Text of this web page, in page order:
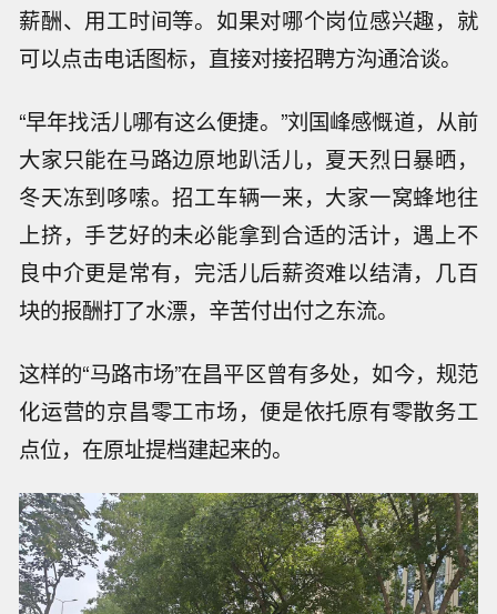
薪酬、用工时间等。如果对哪个岗位感兴趣，就
可以点击电话图标，直接对接招聘方沟通洽谈。
“早年找活儿哪有这么便捷。”刘国峰感慨道，从前
大家只能在马路边原地趴活儿，夏天烈日暴晒，
冬天冻到哆嗦。招工车辆一来，大家一窝蜂地往
上挤，手艺好的未必能拿到合适的活计，遇上不
良中介更是常有，完活儿后薪资难以结清，几百
块的报酬打了水漂，辛苦付出付之东流。
这样的“马路市场”在昌平区曾有多处，如今，规范
化运营的京昌零工市场，便是依托原有零散务工
点位，在原址提档建起来的。